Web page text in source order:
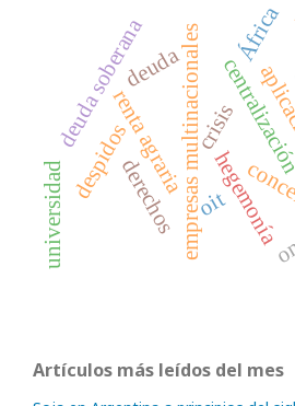
hegemonía
renta agrariaempresas multinacionales
deuda soberana crisis
deuda
oit
despidos
universidad
África
derechos
Artículos más leídos del mes